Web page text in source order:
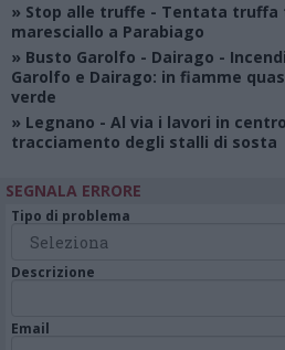
» Stop alle truffe - Tentata truffa
maresciallo a Parabiago
» Busto Garolfo - Dairago -
Garolfo e Dairago: in fiamme
verde
» Legnano - Al via i lavori in
tracciamento degli stalli di sosta
SEGNALA ERRORE
Tipo di problema
Descrizione
Email